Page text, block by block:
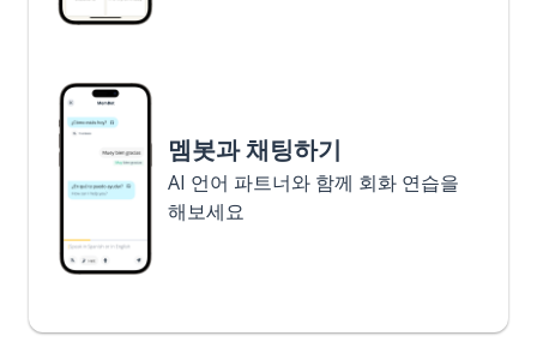
멤봇과 채팅하기
AI 언어 파트너와 함께 회화 연습을
해보세요